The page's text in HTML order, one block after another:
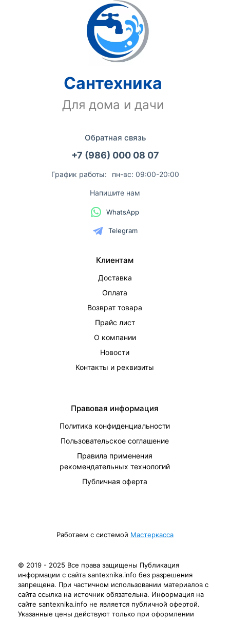
Сантехника
Для дома и дачи
Обратная связь
+7 (986) 000 08 07
График работы: пн-вс: 09:00-20:00
Напишите нам
WhatsApp
Telegram
Клиентам
Доставка
Оплата
Возврат товара
Прайс лист
О компании
Новости
Контакты и реквизиты
Правовая информация
Политика конфиденциальности
Пользовательское соглашение
Правила применения
рекомендательных технологий
Публичная оферта
Работаем с системой Мастеркасса
© 2019 - 2025 Все права защищены Публикация
информации с сайта santexnika.info без разрешения
запрещена. При частичном использовании материалов с
сайта ссылка на источник обязательна. Информация на
сайте santexnika.info не является публичной офертой.
Указанные цены действуют только при оформлении